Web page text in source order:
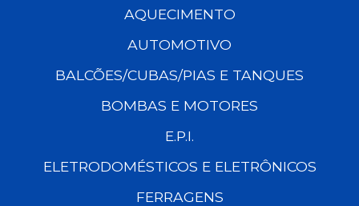
AQUECIMENTO
AUTOMOTIVO
BALCÕES/CUBAS/PIAS E TANQUES
BOMBAS E MOTORES
E.P.I.
ELETRODOMÉSTICOS E ELETRÔNICOS
FERRAGENS